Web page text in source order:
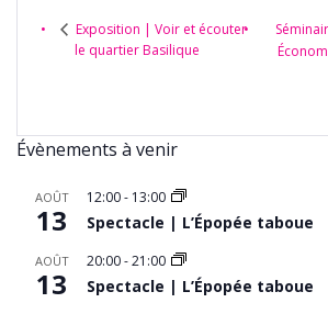
Exposition | Voir et écouter
le quartier Basilique
Évènements à venir
AOÛT
13
12:00- 13:00
Spectacle | L’Épopée taboue
AOÛT
13
20:00-21:00
Spectacle | L’Épopée taboue